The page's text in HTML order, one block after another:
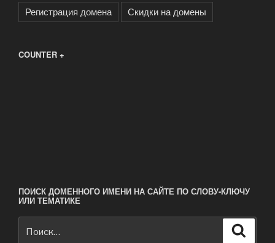
Регистрация домена
Скидки на домены
COUNTER +
ПОИСК ДОМЕННОГО ИМЕНИ НА САЙТЕ ПО СЛОВУ-КЛЮЧУ
ИЛИ ТЕМАТИКЕ